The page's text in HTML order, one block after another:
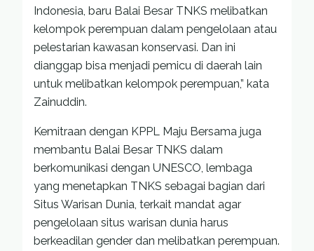
Indonesia, baru Balai Besar TNKS melibatkan
kelompok perempuan dalam pengelolaan atau
pelestarian kawasan konservasi. Dan ini
dianggap bisa menjadi pemicu di daerah lain
untuk melibatkan kelompok perempuan,” kata
Zainuddin.
Kemitraan dengan KPPL Maju Bersama juga
membantu Balai Besar TNKS dalam
berkomunikasi dengan UNESCO, lembaga
yang menetapkan TNKS sebagai bagian dari
Situs Warisan Dunia, terkait mandat agar
pengelolaan situs warisan dunia harus
berkeadilan gender dan melibatkan perempuan.